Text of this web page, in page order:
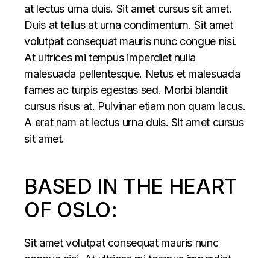
at lectus urna duis. Sit amet cursus sit amet.
Duis at tellus at urna condimentum. Sit amet
volutpat consequat mauris nunc congue nisi.
At ultrices mi tempus imperdiet nulla
malesuada pellentesque. Netus et malesuada
fames ac turpis egestas sed. Morbi blandit
cursus risus at. Pulvinar etiam non quam lacus.
A erat nam at lectus urna duis. Sit amet cursus
sit amet.
BASED IN THE HEART
OF OSLO:
Sit amet volutpat consequat mauris nunc